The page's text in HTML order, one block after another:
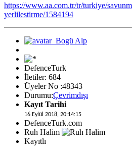
https://www.aa.com.tr/tr/turkiye/
yerlilestirme/1584194
DefenceTurk
İletiler: 684
Üyeler No :48343
Durumu:Çevrimdışı
Kayıt Tarihi
16 Eylül 2018, 20:14:15
DefenceTurk.com
Ruh Halim
Kayıtlı